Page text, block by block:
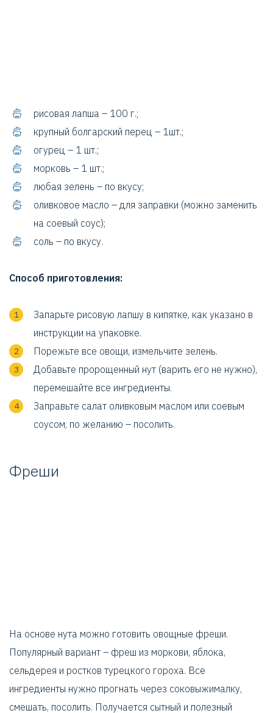
рисовая лапша – 100 г.;
крупный болгарский перец – 1шт.;
огурец – 1 шт.;
морковь – 1 шт.;
любая зелень – по вкусу;
оливковое масло – для заправки (можно заменить
на соевый соус);
соль – по вкусу.
Способ приготовления:
Запарьте рисовую лапшу в кипятке, как указано в
инструкции на упаковке.
Порежьте все овощи, измельчите зелень.
Добавьте пророщенный нут (варить его не нужно),
перемешайте все ингредиенты.
Заправьте салат оливковым маслом или соевым
соусом, по желанию – посолить.
Фреши
На основе нута можно готовить овощные фреши.
Популярный вариант – фреш из моркови, яблока,
сельдерея и ростков турецкого гороха. Все
ингредиенты нужно прогнать через соковыжималку,
смешать, посолить. Получается сытный и полезный